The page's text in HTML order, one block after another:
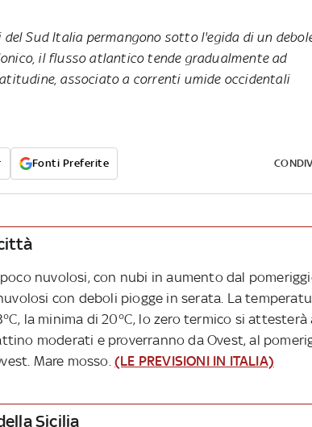
del Sud Italia permangono sotto l'egida di un
il flusso atlantico tende gradualmente ad
associato a correnti umide occidentali
Fonti Preferite
nuvolosi, con nubi in aumento dal
con deboli piogge in serata. La
la minima di 20°C, lo zero termico si attesterà
moderati e proverranno da Ovest, al
Mare mosso.(LE PREVISIONI IN ITALIA)
Sicilia